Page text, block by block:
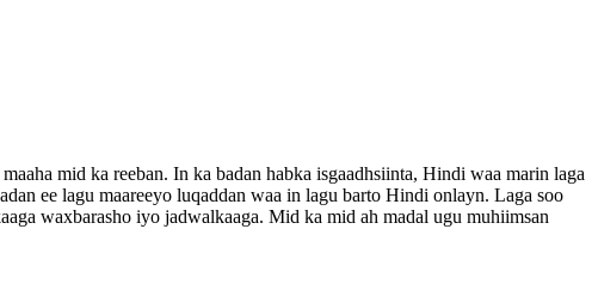
maaha mid ka reeban. In ka badan habka isgaadhsiinta, Hindi waa marin laga
ee lagu maareeyo luqaddan waa in lagu barto Hindi onlayn. Laga soo
waxbarasho iyo jadwalkaaga. Mid ka mid ah madal ugu muhiimsan